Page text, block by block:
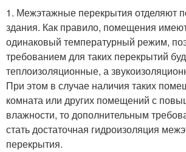
1. Межэтажные перекрытия отделяют
здания. Как правило, помещения
одинаковый температурный режим,
требованием для таких перекрытий
теплоизоляционные, а
При этом в случае наличия таких
комната или других помещений с
влажности, то дополнительным
стать достаточная гидроизоляция
перекрытия.